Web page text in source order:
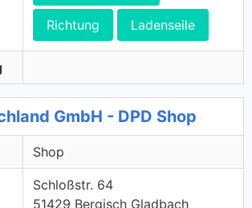
Richtung Ladenseile
GmbH - DPD Shop
Shop
Schloßstr. 64
51429 Bergisch Gladbach